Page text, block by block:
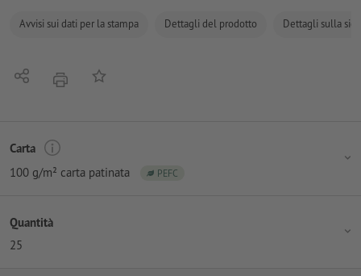
Avvisi sui dati per la stampa Dettagli del prodotto Dettagli sulla
Condividistamparealla lista preferiti
Carta
100 g/m² carta patinata
PEFC
Quantità
25